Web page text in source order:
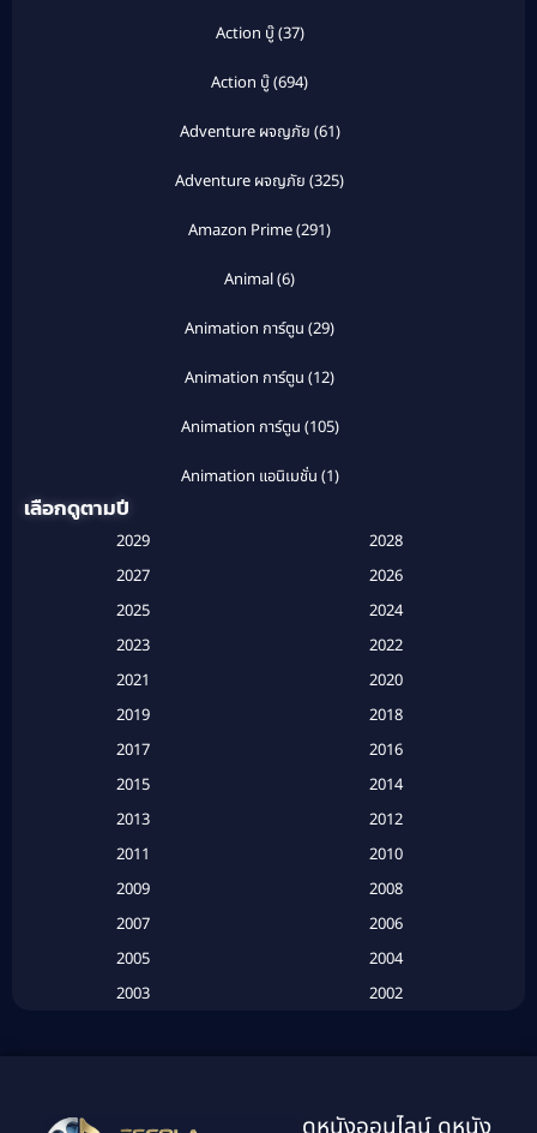
Action บู๊(37)
Action บู๊(694)
Adventure ผจญภัย (61)
Adventure ผจญภัย (325)
Amazon Prime(291)
Animal(6)
Animation การ์ตูน (29)
Animation การ์ตูน (12)
Animation การ์ตูน (105)
Animation แอนิเมชั่น (1)
Based on a True Story สร้างจากเรื่องจริง(2)
Based on a True Story เรื่องจริง (20)
(134)
เลือกดูตามปี
2029
2028
2027
2026
2025
2024
2023
2022
2021
2020
2019
2018
2017
2016
2015
2014
2013
2012
2011
2010
2009
2008
2007
2006
2005
2004
2003
2002